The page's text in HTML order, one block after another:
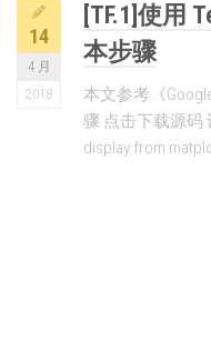
14
4 月
2018
[TF.1]使用
本步骤
本文参考《
骤 点击下载源码
display from